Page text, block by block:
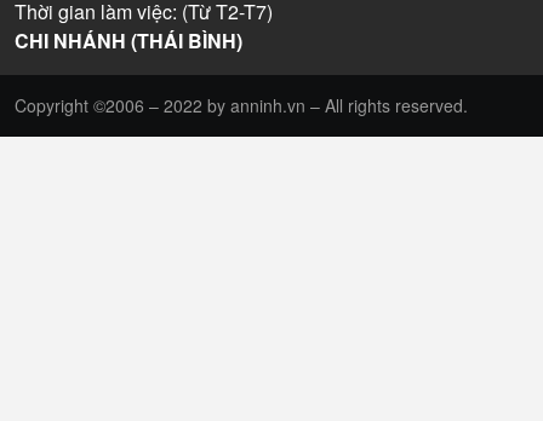
Thời gian làm việc: (Từ T2-T7)
CHI NHÁNH (THÁI BÌNH)
Copyright ©2006 – 2022 by anninh.vn – All rights reserved.